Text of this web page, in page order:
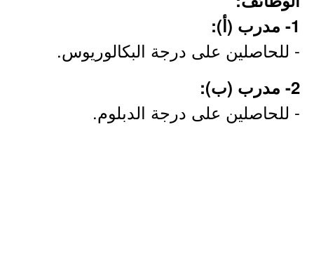
1- مدرب (أ):
- للحاصلين على درجة البكالوريوس.
2- مدرب (ب):
- للحاصلين على درجة الدبلوم.